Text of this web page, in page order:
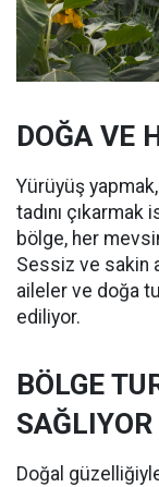
DOĞA VE
Yürüyüş
tadını
bölge, her
Sessiz ve sakin
aileler ve doğa
ediliyor.
BÖLGE
SAĞLIYOR
Doğal